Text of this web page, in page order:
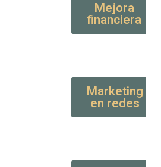
Mejora
financiera
Marketing
en redes